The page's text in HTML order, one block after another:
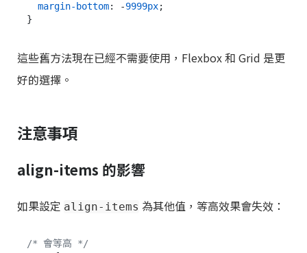
margin-bottom: -9999px;
這些舊方法現在已經不需要使用，Flexbox 和 Grid 是更
好的選擇。
注意事項
align-items 的影響
如果設定 align-items 為其他值，等高效果會失效：
/* 會等高 */